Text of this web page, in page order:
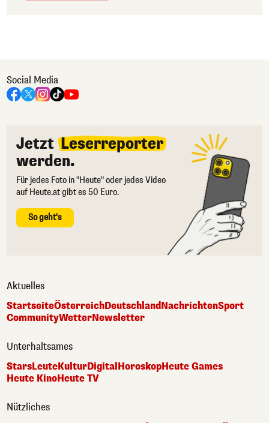
Social Media
Jetzt Leserreporter
werden.
Für jedes Foto in "Heute" oder jedes Video
auf Heute.at gibt es 50 Euro.
So geht's
Aktuelles
StartseiteÖsterreichDeutschlandNachrichtenSport
CommunityWetterNewsletter
Unterhaltsames
StarsLeuteKulturDigitalHoroskopHeute Games
Heute KinoHeute TV
Nützliches